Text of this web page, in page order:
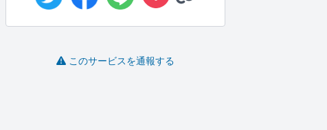
このサービスを通報する